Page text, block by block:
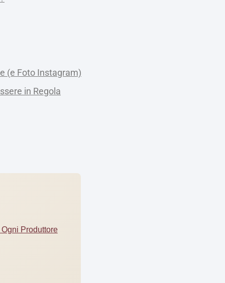
(e Foto Instagram)
in Regola
Produttore